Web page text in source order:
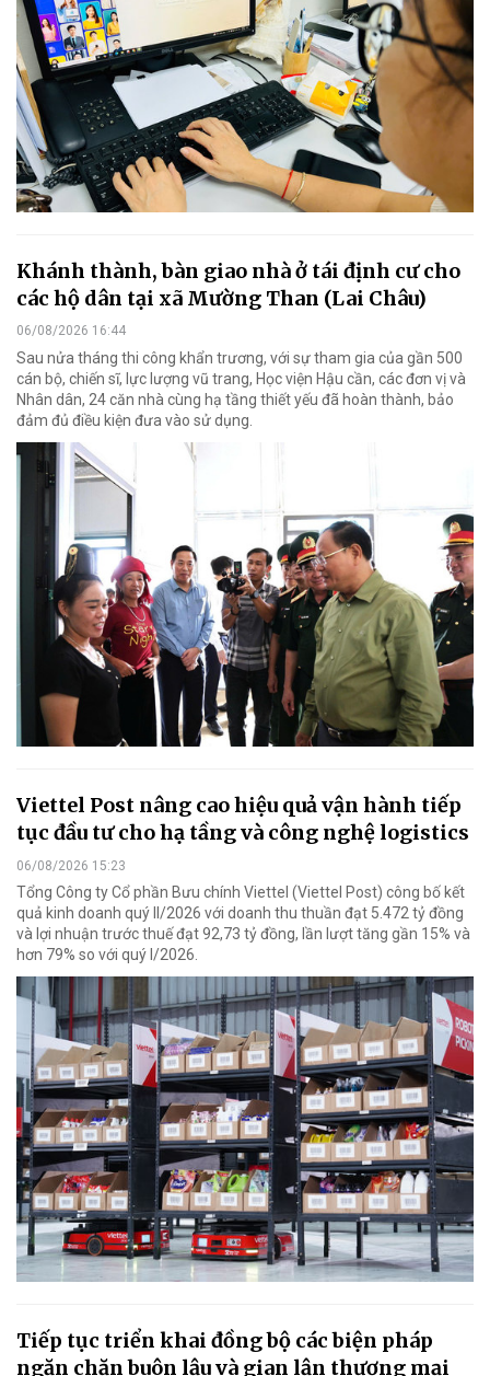
Khánh thành, bàn giao nhà ở tái định cư cho
các hộ dân tại xã Mường Than (Lai Châu)
06/08/2026 16:44
Sau nửa tháng thi công khẩn trương, với sự tham gia của gần 500
cán bộ, chiến sĩ, lực lượng vũ trang, Học viện Hậu cần, các đơn vị và
Nhân dân, 24 căn nhà cùng hạ tầng thiết yếu đã hoàn thành, bảo
đảm đủ điều kiện đưa vào sử dụng.
Viettel Post nâng cao hiệu quả vận hành tiếp
tục đầu tư cho hạ tầng và công nghệ logistics
06/08/2026 15:23
Tổng Công ty Cổ phần Bưu chính Viettel (Viettel Post) công bố kết
quả kinh doanh quý II/2026 với doanh thu thuần đạt 5.472 tỷ đồng
và lợi nhuận trước thuế đạt 92,73 tỷ đồng, lần lượt tăng gần 15% và
hơn 79% so với quý I/2026.
Tiếp tục triển khai đồng bộ các biện pháp
ngăn chặn buôn lậu và gian lận thương mại